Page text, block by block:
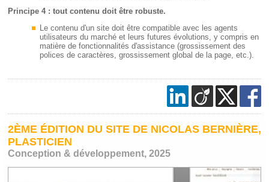
Principe 4 : tout contenu doit être robuste.
Le contenu d'un site doit être compatible avec les agents
utilisateurs du marché et leurs futures évolutions, y compris en
matière de fonctionnalités d'assistance (grossissement des
polices de caractères, grossissement global de la page, etc.).
2ÈME ÉDITION DU SITE DE NICOLAS BERNIÈRE,
PLASTICIEN
Conception & développement, 2025